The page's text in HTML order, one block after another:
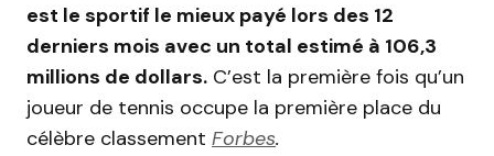
est le sportif le mieux payé lors des 12
derniers mois avec un total estimé à 106,3
millions de dollars. C’est la première fois qu’un
joueur de tennis occupe la première place du
célèbre classement Forbes.